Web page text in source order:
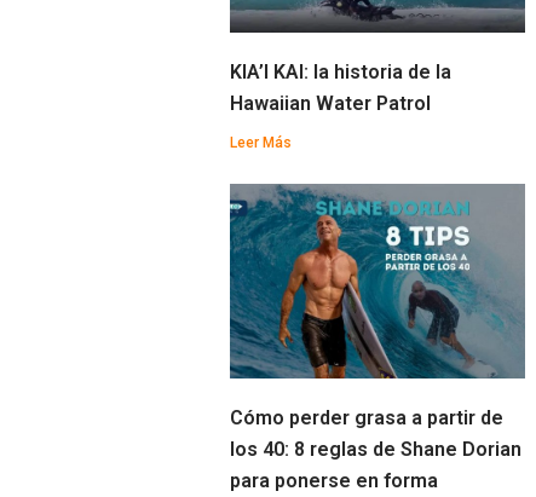
KIA’I KAI: la historia de la
Hawaiian Water Patrol
Leer Más
Cómo perder grasa a partir de
los 40: 8 reglas de Shane Dorian
para ponerse en forma